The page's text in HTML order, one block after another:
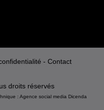
- Contact
droits réservés
: Agence social media Dicenda